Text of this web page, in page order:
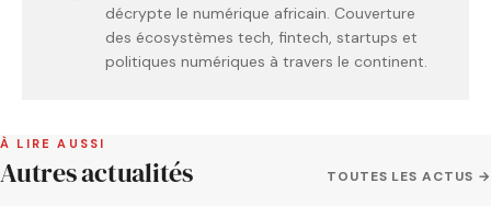
décrypte le numérique africain. Couverture
des écosystèmes tech, fintech, startups et
politiques numériques à travers le continent.
À LIRE AUSSI
Autres actualités TOUTES LES ACTUS →